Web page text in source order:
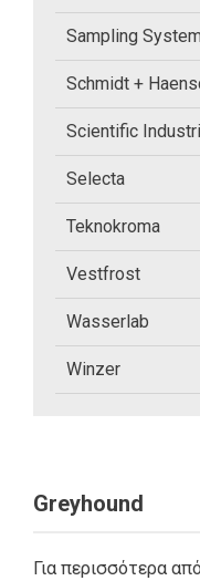
Ortoalresa
Radleys
Sampling Systems
Scientific
Selecta
Sampling
Schmidt +
Scientific
Selecta
Teknokroma
Vestfrost
Wasserlab
Winzer
Greyhound
Για περισσότερα